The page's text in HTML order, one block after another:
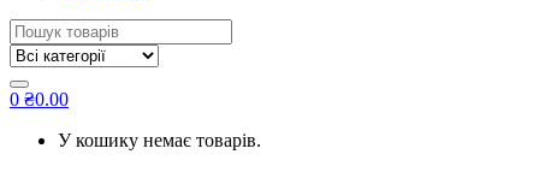
Search
for:
0 ₴0.00
У кошику немає товарів.